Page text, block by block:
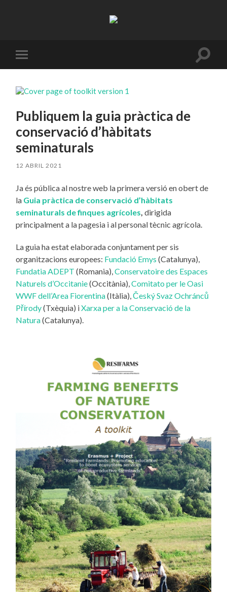
Resifarms
Toggle
mobile
Toggle
Publiquem la guia pràctica de
conservació d’hàbitats
seminaturals
12 ABRIL 2021
Ja és pública al nostre web la primera versió en obert de
la Guia pràctica de conservació d’hàbitats
seminaturals de finques agrícoles dirigida
principalment a la pagesia i al personal tècnic agrícola.
La guia ha estat elaborada conjuntament per sis
organitzacions europees: Fundació Emys (Catalunya),
Fundatia ADEPT (Romania),Conservatoire des Espaces
Naturels d’Occitanie(Occitània),Comitato per le Oasi
WWF dell’Area Fiorentina(Itàlia),Český Svaz Ochránců
Přírody(Txèquia) iXarxa per a la Conservació de la
Natura(Catalunya).